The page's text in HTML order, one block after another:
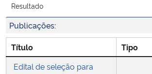
Ministério do Desenvolvimento Regional
Controladoria-Geral da União
Ministério da Mulher, da Família e dos Direitos Humanos
Resultado
Publicações:
Título Tipo
Edital de seleção para